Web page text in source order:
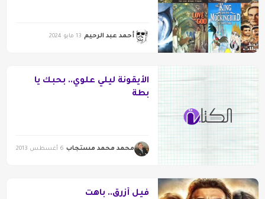
أحمد عبد الرحيم 13 مايو 2024
الأيقونة ليلي علوي.. بحبك يا
بطة
محمد محمد مستجاب 6 أغسطس 2013
فيل أزرق.. باهت